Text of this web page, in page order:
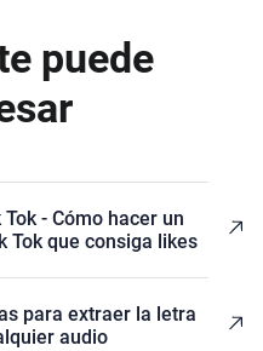
puede
- Cómo hacer un
Tok que consiga likes
para extraer la letra
audio